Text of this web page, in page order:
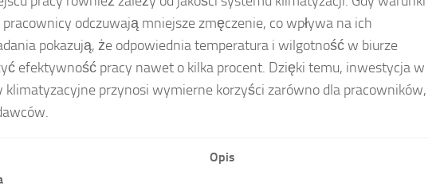
odczuwają mniejsze zmęczenie, co wpływa na ich
pokazują, że odpowiednia temperatura i wilgotność w biurze
efektywność pracy nawet o kilka procent. Dzięki temu, inwestycja w
klimatyzacyjne przynosi wymierne korzyści zarówno dla pracowników,
Opis